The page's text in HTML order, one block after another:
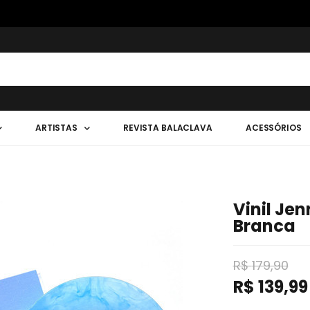
ARTISTAS REVISTA BALACLAVA ACESSÓRIOS
Vinil
Branca
R$179,90
R$ 139,99